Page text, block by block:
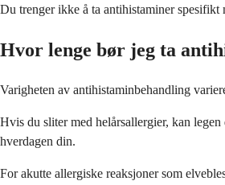
Du trenger ikke å ta antihistaminer spesifikt
Hvor lenge bør jeg ta
Varigheten av antihistaminbehandling
Hvis du sliter med helårsallergier, kan
hverdagen din.
For akutte allergiske reaksjoner som